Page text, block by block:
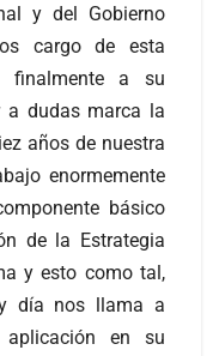
y del Gobierno
cargo de esta
finalmente a su
a dudas marca la
años de nuestra
enormemente
básico
de la Estrategia
y esto como tal,
día nos llama a
en su